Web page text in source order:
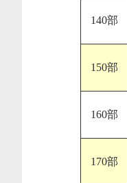
140部
150部
160部
170部